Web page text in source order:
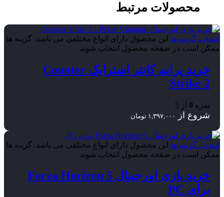
محصولات مرتبط
انتخاب گزینه ها این محصول دارای انواع مختلفی می باشد. گزینه ها
ممکن است در صفحه محصول انتخاب شوند
خرید پرایم کانتر استرایک Counter
Strike 2
نمره 0 از 5
شروع از ۱,۳۹۷,۰۰۰ تومان
انتخاب گزینه ها این محصول دارای انواع مختلفی می باشد. گزینه ها
ممکن است در صفحه محصول انتخاب شوند
خرید بازی اورجینال Forza Horizon 5
برای PC